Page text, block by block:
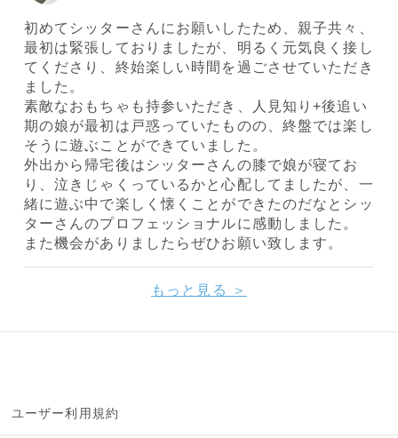
初めてシッターさんにお願いしたため、親子共々、
最初は緊張しておりましたが、明るく元気良く接し
てくださり、終始楽しい時間を過ごさせていただき
ました。
素敵なおもちゃも持参いただき、人見知り+後追い
期の娘が最初は戸惑っていたものの、終盤では楽し
そうに遊ぶことができていました。
外出から帰宅後はシッターさんの膝で娘が寝てお
り、泣きじゃくっているかと心配してましたが、一
緒に遊ぶ中で楽しく懐くことができたのだなとシッ
ターさんのプロフェッショナルに感動しました。
また機会がありましたらぜひお願い致します。
もっと見る ＞
ユーザー利用規約